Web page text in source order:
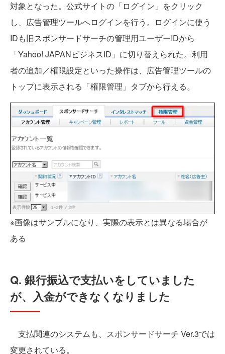
対象となった。公式サイトの「ログイン」をクリック
し、広告管理ツールへログインを行う。ログインに使う
IDも旧スポンサードサーチの管理用ユーザーIDから
「Yahoo! JAPANビジネスID」に切り替えられた。利用
者の追加／権限設定といった操作は、広告管理ツールの
トップに表示される「権限管理」タブから行える。
※画像はサンプルになり、実際の表示とは異なる場合が
ある
Q. 銀行振込で支払いをしていました
が、入金ができなくなりました
支払関連のシステムも、スポンサードサーチ Ver.3では
変更されている。